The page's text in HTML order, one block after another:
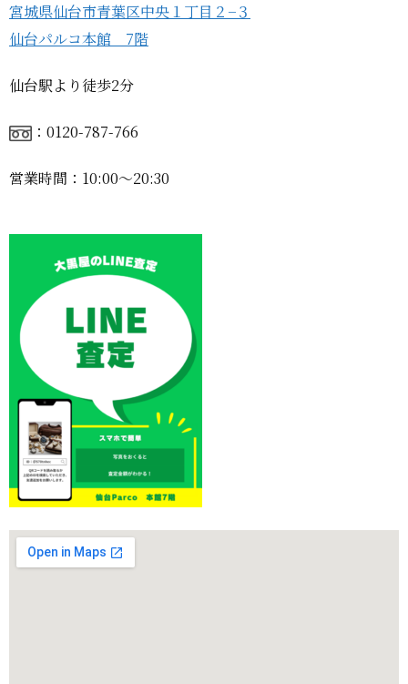
宮城県仙台市青葉区中央１丁目２−３
仙台パルコ本館 7階
仙台駅より徒歩2分
：0120-787-766
営業時間：10:00〜20:30